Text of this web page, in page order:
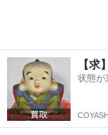
【求
状態が
COYASH